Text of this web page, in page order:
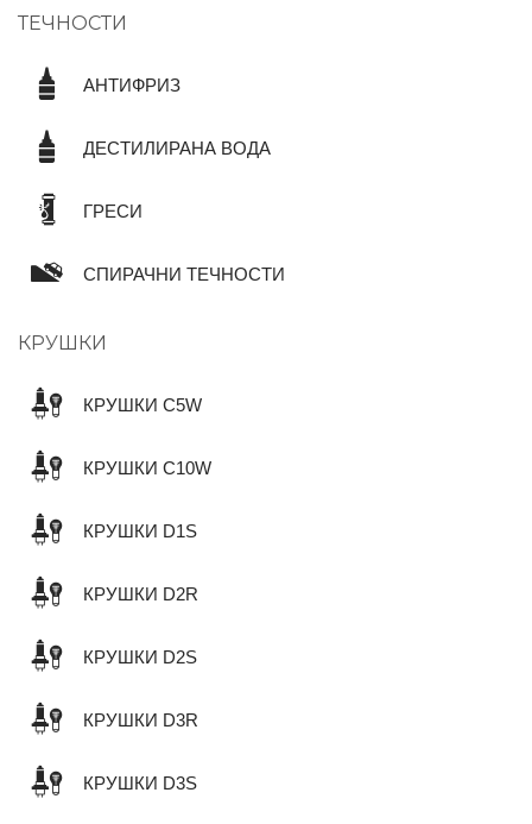
ТЕЧНОСТИ
АНТИФРИЗ
ДЕСТИЛИРАНА ВОДА
ГРЕСИ
СПИРАЧНИ ТЕЧНОСТИ
КРУШКИ
КРУШКИ C5W
КРУШКИ C10W
КРУШКИ D1S
КРУШКИ D2R
КРУШКИ D2S
КРУШКИ D3R
КРУШКИ D3S